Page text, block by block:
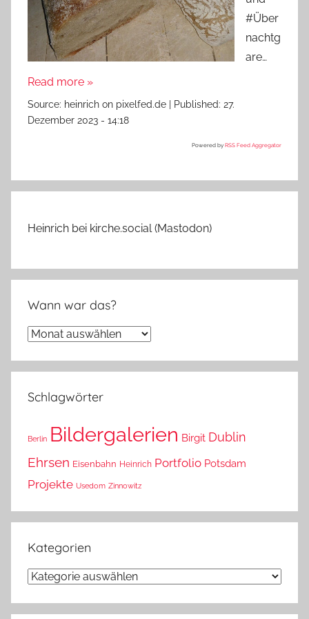
#Über
nachtg
are…
Read more »
Source: heinrich on pixelfed.de Published: 27.
Dezember 2023 - 14:18
Powered by RSS Feed Aggregator
Heinrich bei kirche.social (Mastodon)
Wann war das?
Wann
das?
Schlagwörter
Berlin Bildergalerien Birgit Dublin
Ehrsen Eisenbahn Heinrich Portfolio Potsdam
Projekte Usedom Zinnowitz
Kategorien
Kategorien